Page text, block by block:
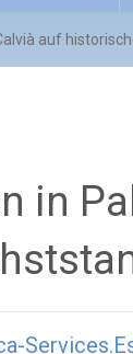
auf
in